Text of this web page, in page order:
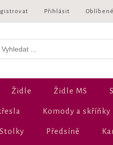
Přihlásit Oblíbené
Židle Židle MS
Komody a skříňky
Stolky Předsíně